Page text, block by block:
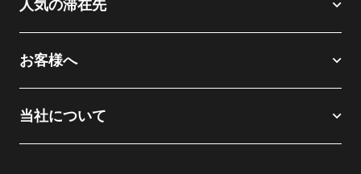
人気の滞在先
お客様へ
当社について